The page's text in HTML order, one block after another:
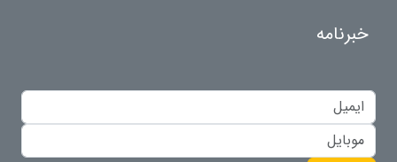
خبرنامه